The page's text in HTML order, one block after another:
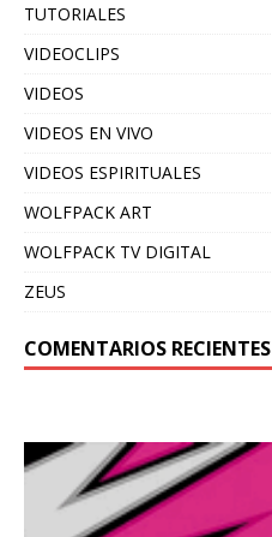
TUTORIALES
VIDEOCLIPS
VIDEOS
VIDEOS EN VIVO
VIDEOS ESPIRITUALES
WOLFPACK ART
WOLFPACK TV DIGITAL
ZEUS
COMENTARIOS RECIENTES